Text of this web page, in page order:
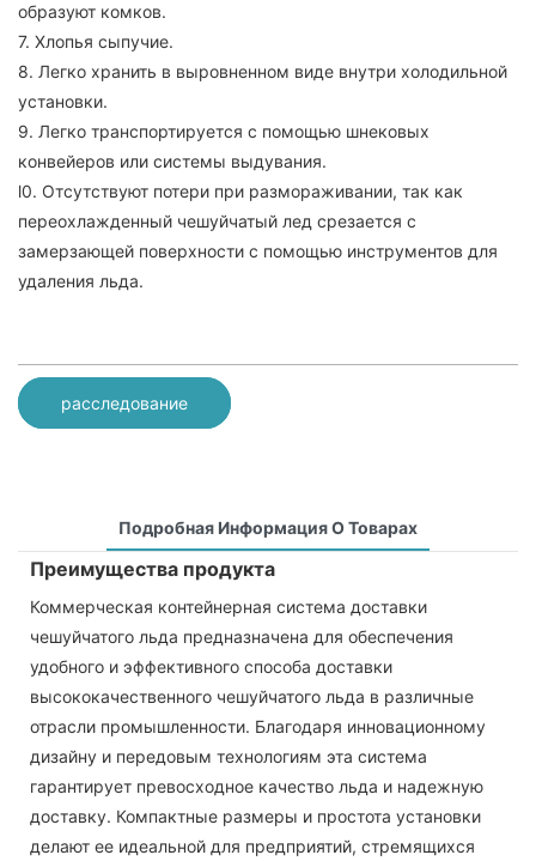
образуют комков.
7. Хлопья сыпучие.
8. Легко хранить в выровненном виде внутри холодильной
установки.
9. Легко транспортируется с помощью шнековых
конвейеров или системы выдувания.
l0. Отсутствуют потери при размораживании, так как
переохлажденный чешуйчатый лед срезается с
замерзающей поверхности с помощью инструментов для
удаления льда.
расследование
Подробная Информация О Товарах
Преимущества продукта
Коммерческая контейнерная система доставки
чешуйчатого льда предназначена для обеспечения
удобного и эффективного способа доставки
высококачественного чешуйчатого льда в различные
отрасли промышленности. Благодаря инновационному
дизайну и передовым технологиям эта система
гарантирует превосходное качество льда и надежную
доставку. Компактные размеры и простота установки
делают ее идеальной для предприятий, стремящихся